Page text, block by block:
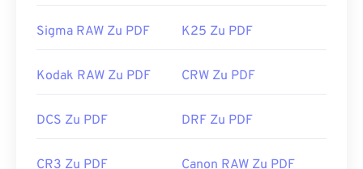
Sigma RAW Zu PDF K25 Zu PDF
Kodak RAW Zu PDF CRW Zu PDF
DCS Zu PDF DRF Zu PDF
CR3 Zu PDF Canon RAW Zu PDF